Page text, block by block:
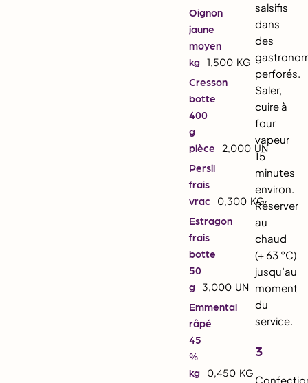
Oignon
jaune
moyen
kg
1,500 KG
Cresson
botte
400
g
pièce
2,000 UN
Persil
frais
vrac
0,300 KG
Estragon
frais
botte
50
g
3,000 UN
Emmental
râpé
45
%
kg
0,450 KG
salsifis
dans
des
perforés.
Saler,
cuire à
four
vapeur
15
minutes
environ.
Réserver
au
chaud
(+ 63 °C)
jusqu’au
moment
du
service.
3